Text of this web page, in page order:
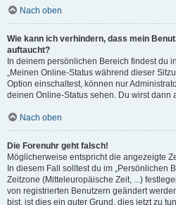
Nach oben
Wie kann ich verhindern, dass mein
auftaucht?
In deinem persönlichen Bereich findest du
„Meinen Online-Status während dieser
Option einschaltest, können nur
deinen Online-Status sehen. Du wirst dann
Nach oben
Die Forenuhr geht falsch!
Möglicherweise entspricht die angezeigte
In diesem Fall solltest du im „Persönlichen
Zeitzone (Mitteleuropäische Zeit, ...)
von registrierten Benutzern geändert
bist, ist dies ein guter Grund, dies jetzt zu